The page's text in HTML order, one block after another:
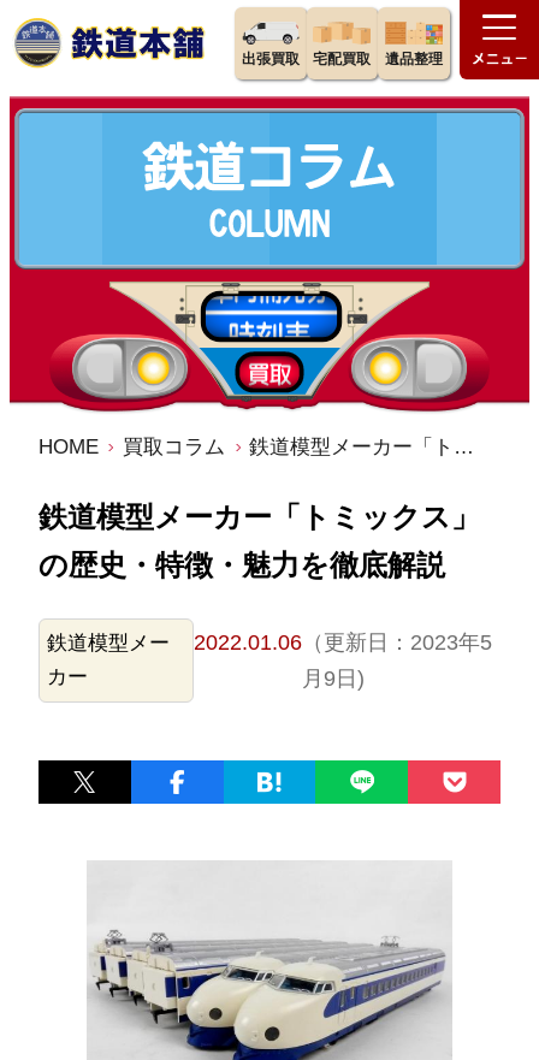
出張買取 宅配買取 遺品整理
HOME 買取コラム 鉄道模型メーカー「トミックス」の歴史・特徴・魅力を徹底解説
鉄道模型メーカー「トミックス」
の歴史・特徴・魅力を徹底解説
鉄道模型メー
カー
2022.01.06 （更新日：2023年5
月9日)